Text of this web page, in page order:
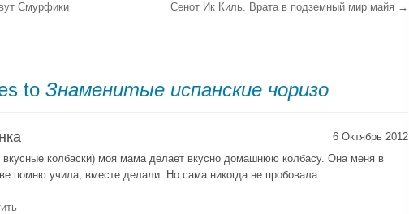
Смурфики Сенот Ик Киль. Врата в подземный мир майя →
to Знаменитые испанские чоризо
6 Октябрь 2012
вкусные колбаски) моя мама делает вкусно домашнюю колбасу. Она меня в
помню учила, вместе делали. Но сама никогда не пробовала.